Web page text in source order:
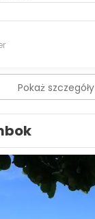
Pokaż szczegóły